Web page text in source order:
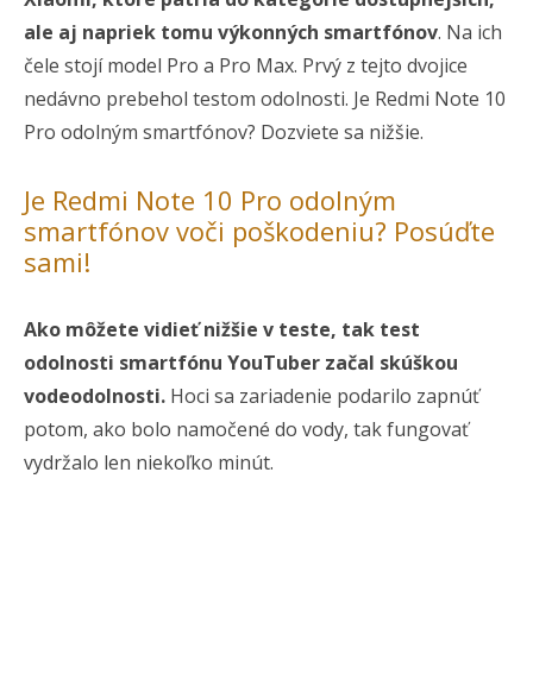
ale aj napriek tomu výkonných smartfónov. Na ich
čele stojí model Pro a Pro Max. Prvý z tejto dvojice
nedávno prebehol testom odolnosti. Je Redmi Note 10
Pro odolným smartfónov? Dozviete sa nižšie.
Je Redmi Note 10 Pro odolným
smartfónov voči poškodeniu? Posúďte
sami!
Ako môžete vidieť nižšie v teste, tak test
odolnosti smartfónu YouTuber začal skúškou
vodeodolnosti. Hoci sa zariadenie podarilo zapnúť
potom, ako bolo namočené do vody, tak fungovať
vydržalo len niekoľko minút.